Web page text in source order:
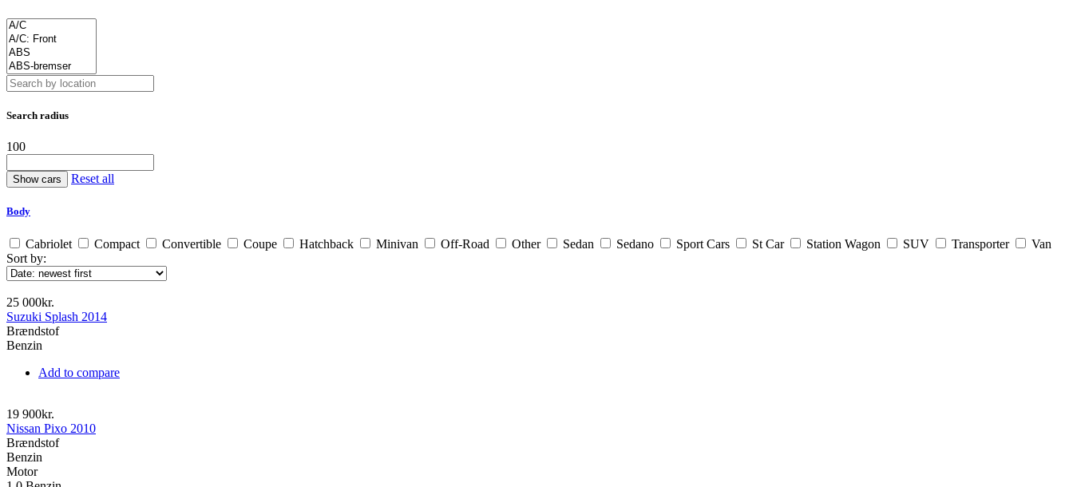
Search radius
100
Reset all
Body
Cabriolet Compact Convertible Coupe Hatchback Minivan Off-Road Other Sedan Sedano Sport Cars St Car Station Wagon SUV Transporter
Van
Sort by:
25 000kr.
Suzuki Splash 2014
Brændstof
Benzin
Add to compare
19 900kr.
Nissan Pixo 2010
Brændstof
Benzin
Motor